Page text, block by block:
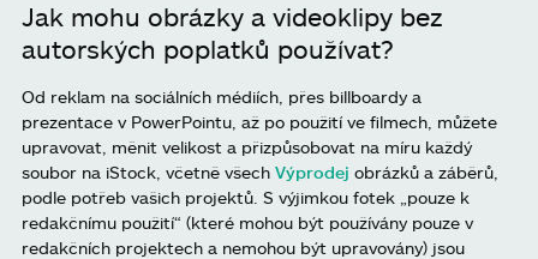
Jak mohu obrázky a videoklipy bez
autorských poplatků používat?
Od reklam na sociálních médiích, přes billboardy a
prezentace v PowerPointu, až po použití ve filmech, můžete
upravovat, měnit velikost a přizpůsobovat na míru každý
soubor na iStock, včetně všech Výprodej obrázků a záběrů,
podle potřeb vašich projektů. S výjimkou fotek „pouze k
redakčnímu použití“ (které mohou být používány pouze v
redakčních projektech a nemohou být upravovány) jsou